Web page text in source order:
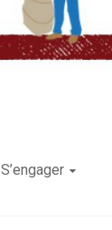
S’engager